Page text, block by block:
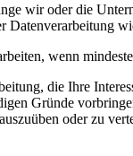
wir oder die
wenn
die Ihre
Gründe
oder zu